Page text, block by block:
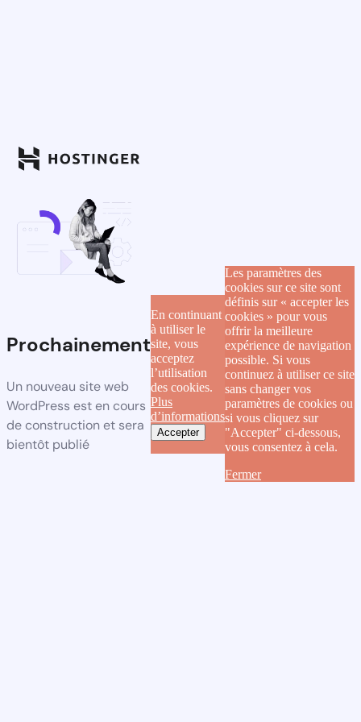
Prochainement
Un nouveau site web
WordPress est en cours
de construction et sera
bientôt publié
En continuant
à utiliser le
site, vous
acceptez
l’utilisation
des cookies.
Plus
d’informations
Accepter
Les paramètres des
cookies sur ce site sont
définis sur « accepter les
cookies » pour vous
offrir la meilleure
expérience de navigation
possible. Si vous
continuez à utiliser ce site
sans changer vos
paramètres de cookies ou
si vous cliquez sur
"Accepter" ci-dessous,
vous consentez à cela.
Fermer